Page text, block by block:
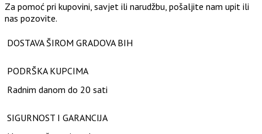
Za pomoć pri kupovini, savjet ili narudžbu, pošaljite nam upit ili
nas pozovite.
DOSTAVA ŠIROM GRADOVA BIH
PODRŠKA KUPCIMA
Radnim danom do 20 sati
SIGURNOST I GARANCIJA